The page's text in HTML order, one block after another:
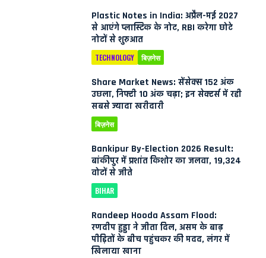
Plastic Notes in India: अप्रैल-मई 2027
से आएंगे प्लास्टिक के नोट, RBI करेगा छोटे
नोटों से शुरुआत
TECHNOLOGY बिज़नेस
Share Market News: सेंसेक्स 152 अंक
उछला, निफ्टी 10 अंक चढ़ा; इन सेक्टर्स में रही
सबसे ज्यादा खरीदारी
बिज़नेस
Bankipur By-Election 2026 Result:
बांकीपुर में प्रशांत किशोर का जलवा, 19,324
वोटों से जीते
BIHAR
Randeep Hooda Assam Flood:
रणदीप हुड्डा ने जीता दिल, असम के बाढ़
पीड़ितों के बीच पहुंचकर की मदद, लंगर में
खिलाया खाना